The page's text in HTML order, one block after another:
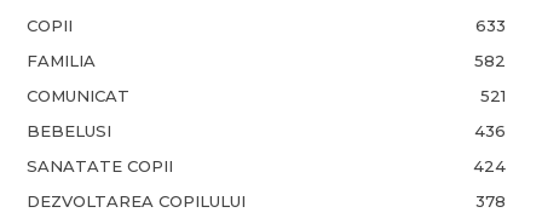
COPII
633
FAMILIA
582
COMUNICAT
521
BEBELUSI
436
SANATATE COPII
424
DEZVOLTAREA COPILULUI
378